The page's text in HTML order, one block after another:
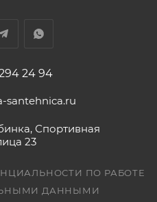
24 94
santehnica.ru
Спортивная
23
ПО РАБОТЕ
ДАННЫМИ